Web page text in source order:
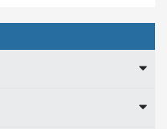
thể trong mạng của
dựa trên web cung
xác thực tất cả các
mà không cần triển
bao gồm kiểm tra Giao